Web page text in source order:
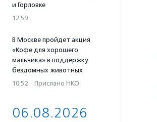
и Горловке
12:59
В Москве пройдет акция
«Кофе для хорошего
мальчика» в поддержку
бездомных животных
10:52 · Прислано НКО
06.08.2026